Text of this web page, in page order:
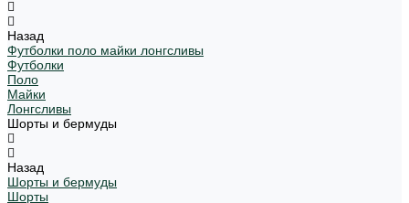
Назад
Футболки поло майки лонгсливы
Футболки
Поло
Майки
Лонгсливы
Шорты и бермуды
Назад
Шорты и бермуды
Шорты